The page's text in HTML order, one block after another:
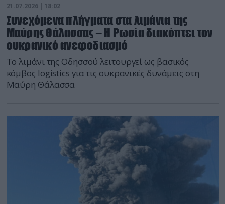
21.07.2026 | 18:02
Συνεχόμενα πλήγματα στα λιμάνια της
Μαύρης Θάλασσας – Η Ρωσία διακόπτει τον
ουκρανικό ανεφοδιασμό
Το λιμάνι της Οδησσού λειτουργεί ως βασικός
κόμβος logistics για τις ουκρανικές δυνάμεις στη
Μαύρη Θάλασσα